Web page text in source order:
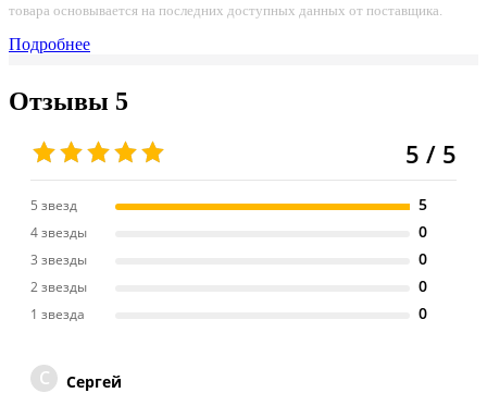
товара основывается на последних доступных данных от поставщика.
Подробнее
Отзывы 5
5 / 5
5 звезд 5
4 звезды 0
3 звезды 0
2 звезды 0
1 звезда 0
С Сергей